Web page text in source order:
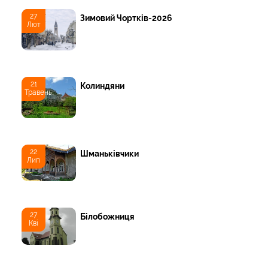
27
Лют
Зимовий Чортків-2026
21
Травень
Колиндяни
22
Лип
Шманьківчики
27
Кві
Білобожниця